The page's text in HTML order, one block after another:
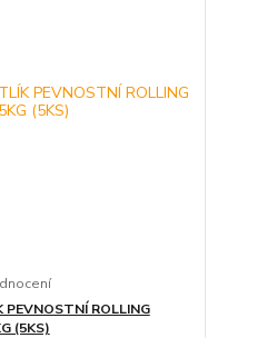
ROLLING
(5KS)